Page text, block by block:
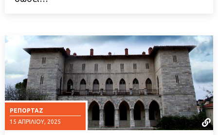
ΡΕΠΟΡΤΆΖ
15 ΑΠΡΙΛΊΟΥ, 2025